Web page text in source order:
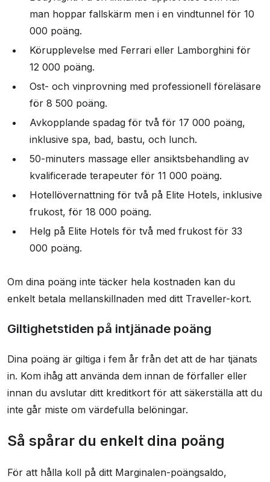
man hoppar fallskärm men i en vindtunnel för 10
000 poäng.
Körupplevelse med Ferrari eller Lamborghini för
12 000 poäng.
Ost- och vinprovning med professionell föreläsare
för 8 500 poäng.
Avkopplande spadag för två för 17 000 poäng,
inklusive spa, bad, bastu, och lunch.
50-minuters massage eller ansiktsbehandling av
kvalificerade terapeuter för 11 000 poäng.
Hotellövernattning för två på Elite Hotels, inklusive
frukost, för 18 000 poäng.
Helg på Elite Hotels för två med frukost för 33
000 poäng​​.
Om dina poäng inte täcker hela kostnaden kan du
enkelt betala mellanskillnaden med ditt Traveller-kort.
Giltighetstiden på intjänade poäng
Dina poäng är giltiga i fem år från det att de har tjänats
in. Kom ihåg att använda dem innan de förfaller eller
innan du avslutar ditt kreditkort för att säkerställa att du
inte går miste om värdefulla belöningar.
Så spårar du enkelt dina poäng
För att hålla koll på ditt Marginalen-poängsaldo,